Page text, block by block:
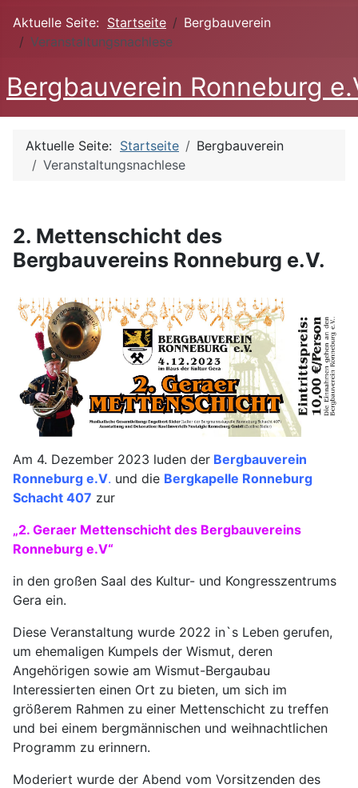
Aktuelle Seite: Startseite
Bergbauverein
Veranstaltungsnachlese
Bergbauverein Ronneburg
Aktuelle Seite: Startseite
Bergbauverein
Veranstaltungsnachlese
2. Mettenschicht des
Bergbauvereins Ronneburg e.V.
Am 4. Dezember 2023 luden der Bergbauverein
Ronneburg e.V. und die Bergkapelle Ronneburg
Schacht 407 zur
„2. Geraer Mettenschicht des Bergbauvereins
Ronneburg e.V“
in den großen Saal des Kultur- und Kongresszentrums
Gera ein.
Diese Veranstaltung wurde 2022 in`s Leben gerufen,
um ehemaligen Kumpels der Wismut, deren
Angehörigen sowie am Wismut-Bergaubau
Interessierten einen Ort zu bieten, um sich im
größerem Rahmen zu einer Mettenschicht zu treffen
und bei einem bergmännischen und weihnachtlichen
Programm zu erinnern.
Moderiert wurde der Abend vom Vorsitzenden des